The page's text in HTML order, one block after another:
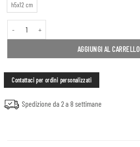
h5x12 cm
AGGIUNGI AL CARRELLO
Contattaci per ordini personalizzati
Spedizione da 2 a 8 settimane